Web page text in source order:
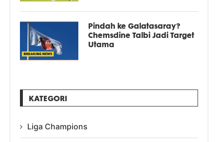
Pindah ke Galatasaray?
Chemsdine Talbi Jadi Target
Utama
KATEGORI
Liga Champions